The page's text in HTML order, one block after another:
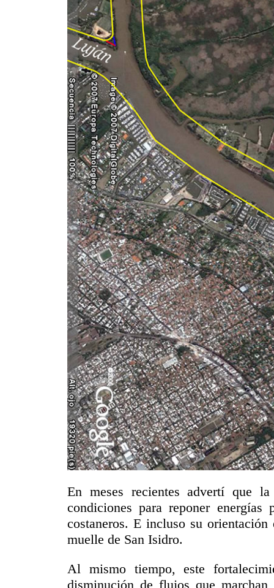
En meses recientes advertí que
condiciones para reponer
costaneros. E incluso su
muelle de San Isidro.
Al mismo tiempo, este
disminución de flujos que